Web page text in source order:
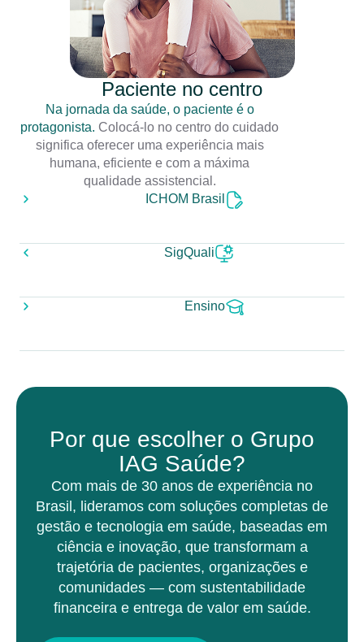
Paciente no centro
Na jornada da saúde, o paciente é o
protagonista. Colocá-lo no centro do cuidado
significa oferecer uma experiência mais
humana, eficiente e com a máxima
qualidade assistencial.
ICHOM Brasil
SigQuali
Ensino
Por que escolher o Grupo
IAG Saúde?
Com mais de 30 anos de experiência no
Brasil, lideramos com soluções completas de
gestão e tecnologia em saúde, baseadas em
ciência e inovação, que transformam a
trajetória de pacientes, organizações e
comunidades — com sustentabilidade
financeira e entrega de valor em saúde.